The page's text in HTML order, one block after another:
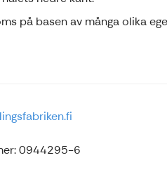
på basen av många olika
0944295-6